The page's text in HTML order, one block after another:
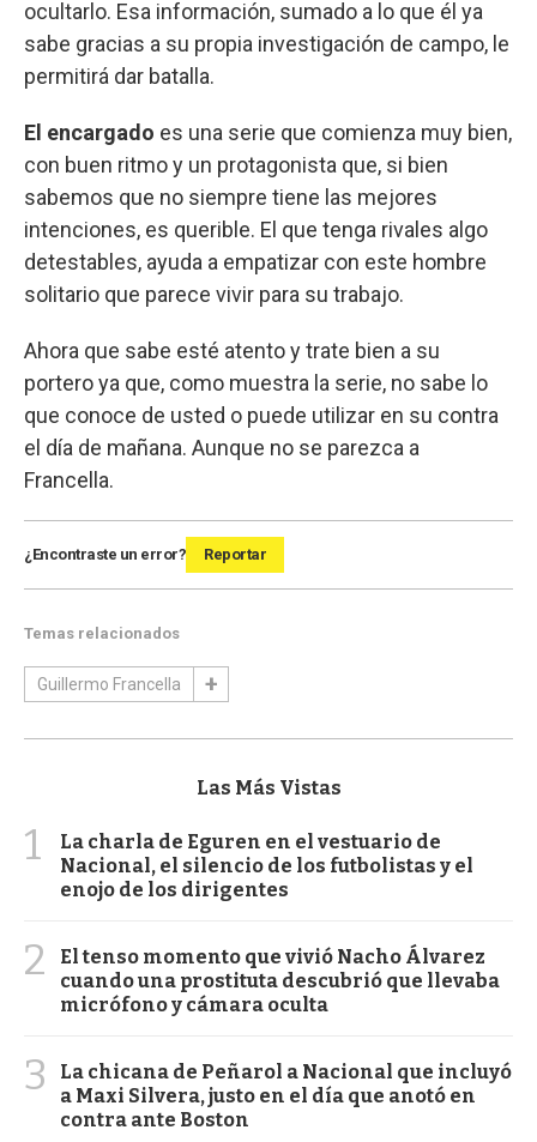
ocultarlo. Esa información, sumado a lo que él ya
sabe gracias a su propia investigación de campo, le
permitirá dar batalla.
El encargado es una serie que comienza muy bien,
con buen ritmo y un protagonista que, si bien
sabemos que no siempre tiene las mejores
intenciones, es querible. El que tenga rivales algo
detestables, ayuda a empatizar con este hombre
solitario que parece vivir para su trabajo.
Ahora que sabe esté atento y trate bien a su
portero ya que, como muestra la serie, no sabe lo
que conoce de usted o puede utilizar en su contra
el día de mañana. Aunque no se parezca a
Francella.
¿Encontraste un error? Reportar
Temas relacionados
Guillermo Francella
Las Más Vistas
1
La charla de Eguren en el vestuario de
Nacional, el silencio de los futbolistas y el
enojo de los dirigentes
2
El tenso momento que vivió Nacho Álvarez
cuando una prostituta descubrió que llevaba
micrófono y cámara oculta
3
La chicana de Peñarol a Nacional que incluyó
a Maxi Silvera, justo en el día que anotó en
contra ante Boston